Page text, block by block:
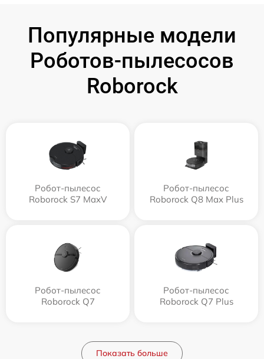
Популярные модели
Роботов-пылесосов
Roborock
Робот-пылесос
Roborock S7 MaxV
Робот-пылесос
Roborock Q8 Max Plus
Робот-пылесос
Roborock Q7
Робот-пылесос
Roborock Q7 Plus
Показать больше